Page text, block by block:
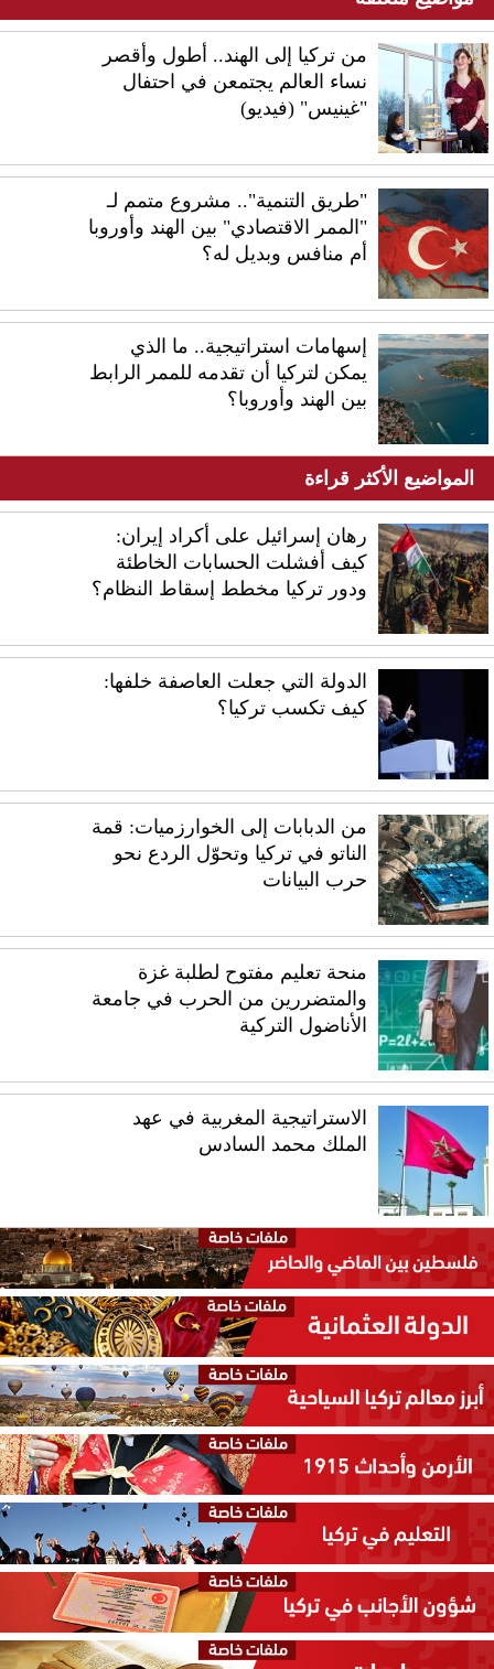
من تركيا إلى الهند.. أطول وأقصر
نساء العالم يجتمعن في احتفال
"غينيس" (فيديو)
"طريق التنمية".. مشروع متمم لـ
"الممر الاقتصادي" بين الهند وأوروبا
أم منافس وبديل له؟
إسهامات استراتيجية.. ما الذي
يمكن لتركيا أن تقدمه للممر الرابط
بين الهند وأوروبا؟
المواضيع الأكثر قراءة
رهان إسرائيل على أكراد إيران:
كيف أفشلت الحسابات الخاطئة
ودور تركيا مخطط إسقاط النظام؟
الدولة التي جعلت العاصفة خلفها:
كيف تكسب تركيا؟
من الدبابات إلى الخوارزميات: قمة
الناتو في تركيا وتحوّل الردع نحو
حرب البيانات
منحة تعليم مفتوح لطلبة غزة
والمتضررين من الحرب في جامعة
الأناضول التركية
الاستراتيجية المغربية في عهد
الملك محمد السادس